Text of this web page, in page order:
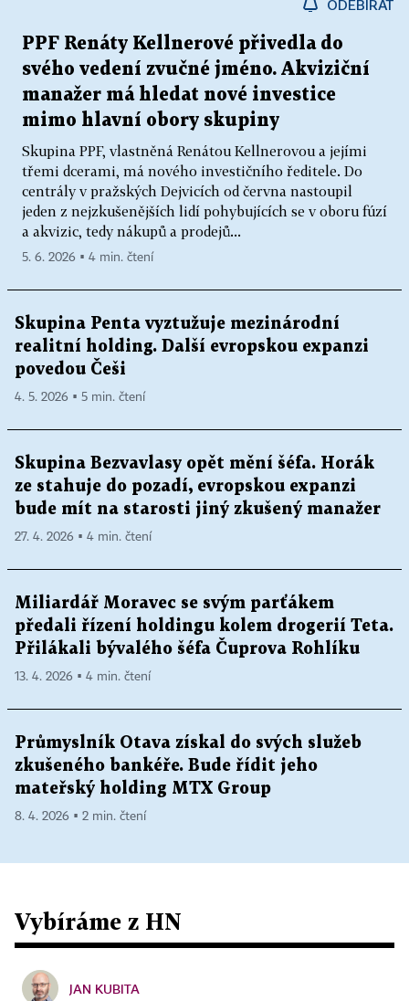
ODEBÍRAT
PPF Renáty Kellnerové přivedla do
svého vedení zvučné jméno. Akviziční
manažer má hledat nové investice
mimo hlavní obory skupiny
Skupina PPF, vlastněná Renátou Kellnerovou a jejími
třemi dcerami, má nového investičního ředitele. Do
centrály v pražských Dejvicích od června nastoupil
jeden z nejzkušenějších lidí pohybujících se v oboru fúzí
a akvizic, tedy nákupů a prodejů...
5. 6. 2026 ▪ 4 min. čtení
Skupina Penta vyztužuje mezinárodní
realitní holding. Další evropskou expanzi
povedou Češi
4. 5. 2026 ▪ 5 min. čtení
Skupina Bezvavlasy opět mění šéfa. Horák
ze stahuje do pozadí, evropskou expanzi
bude mít na starosti jiný zkušený manažer
27. 4. 2026 ▪ 4 min. čtení
Miliardář Moravec se svým parťákem
předali řízení holdingu kolem drogerií Teta.
Přilákali bývalého šéfa Čuprova Rohlíku
13. 4. 2026 ▪ 4 min. čtení
Průmyslník Otava získal do svých služeb
zkušeného bankéře. Bude řídit jeho
mateřský holding MTX Group
8. 4. 2026 ▪ 2 min. čtení
Vybíráme z HN
JAN KUBITA